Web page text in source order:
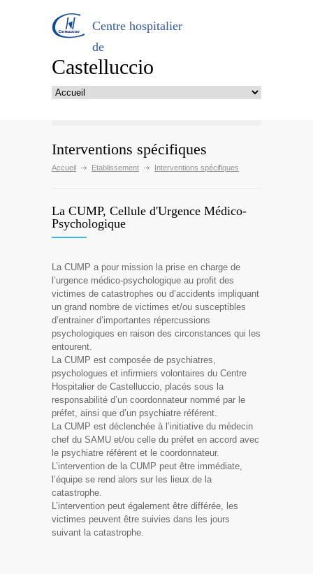
Centre hospitalier
de
Castelluccio
Interventions spécifiques
Accueil Etablissement Interventions spécifiques
La CUMP, Cellule d'Urgence Médico-
Psychologique
La CUMP a pour mission la prise en charge de
l’urgence médico-psychologique au profit des
victimes de catastrophes ou d’accidents impliquant
un grand nombre de victimes et/ou susceptibles
d’entrainer d’importantes répercussions
psychologiques en raison des circonstances qui les
entourent.
La CUMP est composée de psychiatres,
psychologues et infirmiers volontaires du Centre
Hospitalier de Castelluccio, placés sous la
responsabilité d’un coordonnateur nommé par le
préfet, ainsi que d’un psychiatre référent.
La CUMP est déclenchée à l’initiative du médecin
chef du SAMU et/ou celle du préfet en accord avec
le psychiatre référent et le coordonnateur.
L’intervention de la CUMP peut être immédiate,
l’équipe se rend alors sur les lieux de la
catastrophe.
L’intervention peut également être différée, les
victimes peuvent être suivies dans les jours
suivant la catastrophe.